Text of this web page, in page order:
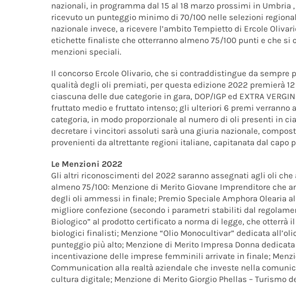
nazionali, in programma dal 15 al 18 marzo prossimi in Umbria
ricevuto un punteggio minimo di 70/100 nelle selezioni
nazionale invece, a ricevere l’ambito Tempietto di Ercole
etichette finaliste che otterranno almeno 75/100 punti e che si
menzioni speciali.
Il concorso Ercole Olivario, che si contraddistingue da sempre
qualità degli oli premiati, per questa edizione 2022 premierà
ciascuna delle due categorie in gara, DOP/IGP ed EXTRA
fruttato medio e fruttato intenso; gli ulteriori 6 premi verranno
categoria, in modo proporzionale al numero di oli presenti in
decretare i vincitori assoluti sarà una giuria nazionale,
provenienti da altrettante regioni italiane, capitanata dal capo
Le Menzioni 2022
Gli altri riconoscimenti del 2022 saranno assegnati agli oli
almeno 75/100: Menzione di Merito Giovane Imprenditore che
degli oli ammessi in finale; Premio Speciale Amphora Olearia
migliore confezione (secondo i parametri stabiliti dal
Biologico” al prodotto certificato a norma di legge, che otterrà
biologici finalisti; Menzione “Olio Monocultivar” dedicata
punteggio più alto; Menzione di Merito Impresa Donna
incentivazione delle imprese femminili arrivate in finale;
Communication alla realtà aziendale che investe nella
cultura digitale; Menzione di Merito Giorgio Phellas – Turismo